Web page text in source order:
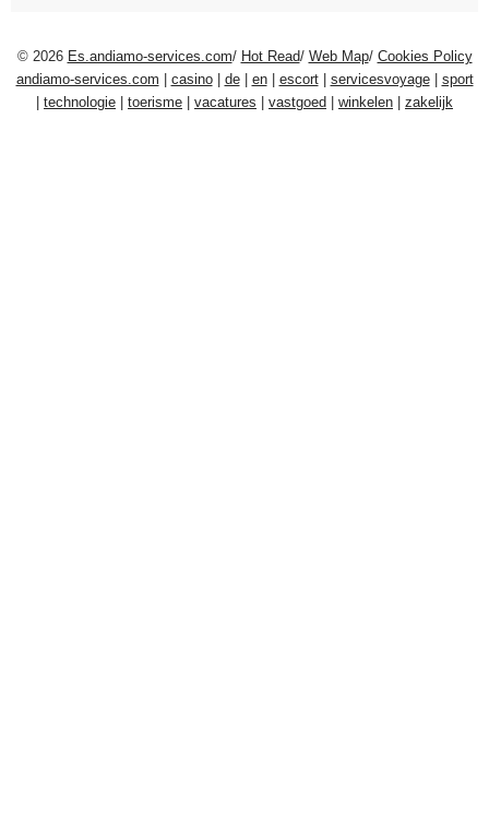
© 2026 Es.andiamo-services.com/ Hot Read/ Web Map/ Cookies Policy
andiamo-services.com
casino| de| en| escort| servicesvoyage| sport
technologie toerisme vacatures vastgoed winkelen zakelijk